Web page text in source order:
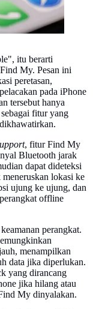
itu berarti
My. Pesan ini
peretasan,
pada iPhone
tersebut hanya
fitur yang
, fitur Find My
Bluetooth jarak
dapat dideteksi
lokasi ke
ujung ke ujung, dan
offline
perangkat.
menampilkan
data jika diperlukan.
yang dirancang
jika hilang atau
My dinyalakan.